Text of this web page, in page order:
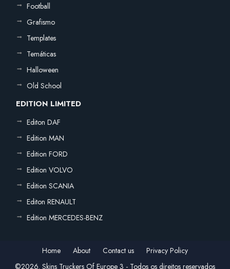
Football
Grafismo
Templates
Temáticas
Halloween
Old School
EDITION LIMITED
Editon DAF
Edition MAN
Edition FORD
Edition VOLVO
Edition SCANIA
Editon RENAULT
Edition MERCEDES-BENZ
Home About Contact us
Privacy Policy
©2026. Skins Truckers Of Europe 3 - Todos os direitos reservados